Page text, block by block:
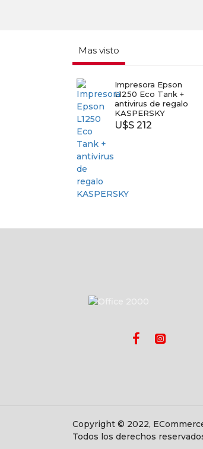
Mas visto
Impresora Epson
L1250 Eco Tank +
antivirus de regalo
KASPERSKY
U$S 212
Copyright © 2022,
Todos los derechos